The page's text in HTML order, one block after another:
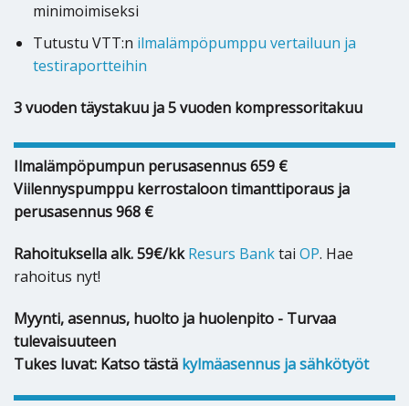
minimoimiseksi
Tutustu VTT:n ilmalämpöpumppu vertailuun ja
testiraportteihin
3 vuoden täystakuu ja 5 vuoden kompressoritakuu
Ilmalämpöpumpun perusasennus 659 €
Viilennyspumppu kerrostaloon timanttiporaus ja
perusasennus 968 €
Rahoituksella alk. 59€/kk Resurs Banktai OP. Hae
rahoitus nyt!
Myynti, asennus, huolto ja huolenpito - Turvaa
tulevaisuuteen
Tukes luvat: Katso tästä kylmäasennus ja sähkötyöt